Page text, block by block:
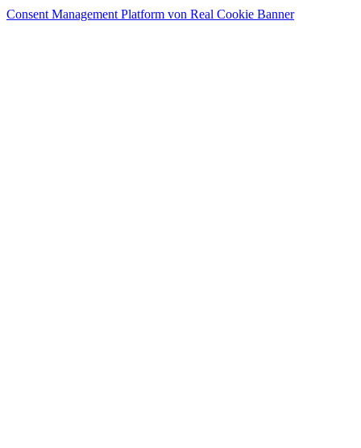
Consent Management Platform von Real Cookie Banner